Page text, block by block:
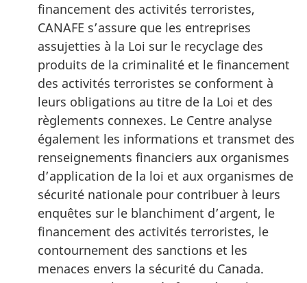
financement des activités terroristes,
CANAFE s’assure que les entreprises
assujetties à la Loi sur le recyclage des
produits de la criminalité et le financement
des activités terroristes se conforment à
leurs obligations au titre de la Loi et des
règlements connexes. Le Centre analyse
également les informations et transmet des
renseignements financiers aux organismes
d’application de la loi et aux organismes de
sécurité nationale pour contribuer à leurs
enquêtes sur le blanchiment d’argent, le
financement des activités terroristes, le
contournement des sanctions et les
menaces envers la sécurité du Canada.